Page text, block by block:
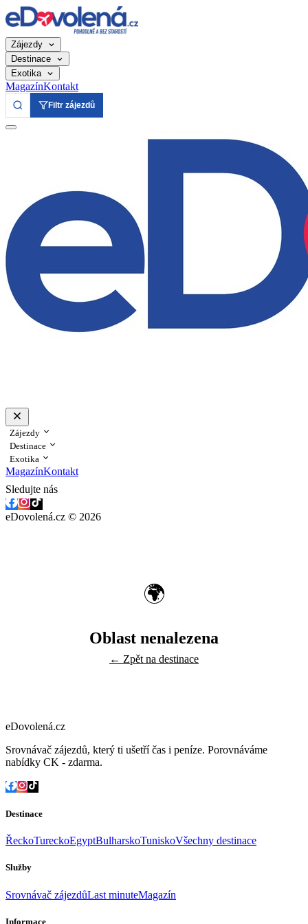
Zájezdy
Destinace
Exotika
MagazínKontakt
Filtr zájezdů
Zájezdy
Destinace
Exotika
MagazínKontakt
Sledujte nás
eDovolená.cz © 2026
🌍
Oblast nenalezena
← Zpět na destinace
eDovolená.cz
Srovnávač zájezdů, který ti ušetří čas i peníze. Porovnáváme
nabídky CK - zdarma.
Destinace
ŘeckoTureckoEgyptBulharskoTuniskoVšechny destinace
Služby
Srovnávač zájezdůLast minuteMagazín
Informace